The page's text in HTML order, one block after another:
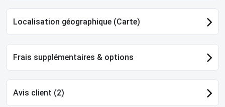
Localisation géographique (Carte)
Frais supplémentaires & options
Avis client (2)